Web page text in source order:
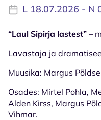
L 18.07.2026 - N
“Laul Sipirja lastest” –
Lavastaja ja
Muusika: Margus
Osades: Mirtel Pohla,
Alden Kirss, Margus
Vihmar.